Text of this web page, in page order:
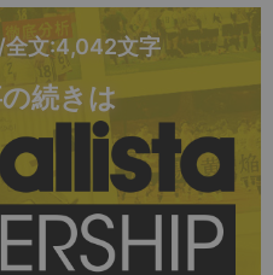
文:4,042文字
続きは